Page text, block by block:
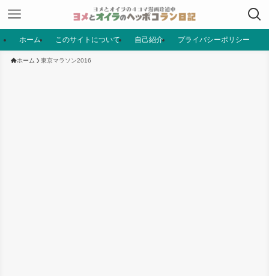
ホーム このサイトについて 自己紹介 プライバシーポリシー
ホーム 東京マラソン2016